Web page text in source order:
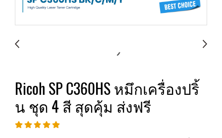
Ricoh SP C360HS หมึกเครื่องปริ้
น ชุด 4 สี สุดคุ้ม ส่งฟรี